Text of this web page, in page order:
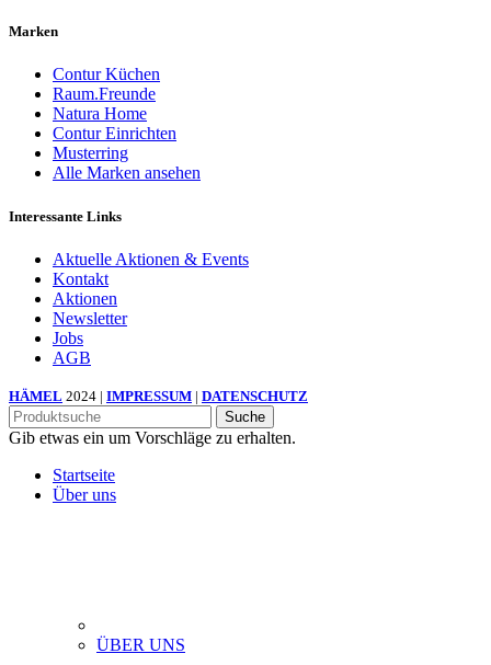
Marken
Contur Küchen
Raum.Freunde
Natura Home
Contur Einrichten
Musterring
Alle Marken ansehen
Interessante Links
Aktuelle Aktionen & Events
Kontakt
Aktionen
Newsletter
Jobs
AGB
HÄMEL 2024 | IMPRESSUM | DATENSCHUTZ
Suche
Gib etwas ein um Vorschläge zu erhalten.
Startseite
Über uns
ÜBER UNS